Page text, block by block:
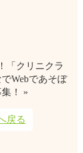
「クリニクラ
Webであそぼ
！ »
戻る